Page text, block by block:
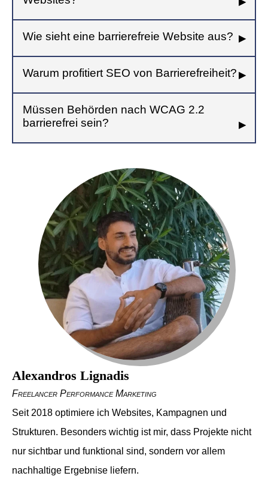
Wie sieht eine barrierefreie Website aus?
Warum profitiert SEO von Barrierefreiheit?
Müssen Behörden nach WCAG 2.2
barrierefrei sein?
Alexandros Lignadis
Freelancer Performance Marketing
Seit 2018 optimiere ich Websites, Kampagnen und
Strukturen. Besonders wichtig ist mir, dass Projekte nicht
nur sichtbar und funktional sind, sondern vor allem
nachhaltige Ergebnise liefern.